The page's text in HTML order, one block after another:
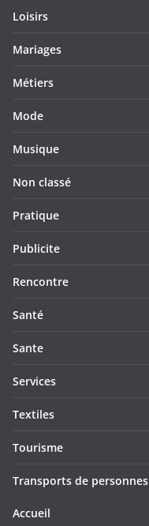
Loisirs
Mariages
Métiers
Mode
Musique
Non classé
Pratique
Publicite
Rencontre
Santé
Sante
Services
Textiles
Tourisme
Transports de personnes
Accueil